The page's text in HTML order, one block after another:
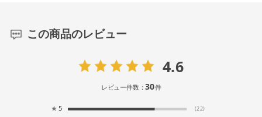
この商品のレビュー
4.6
レビュー件数：30件
★ 5 (22)